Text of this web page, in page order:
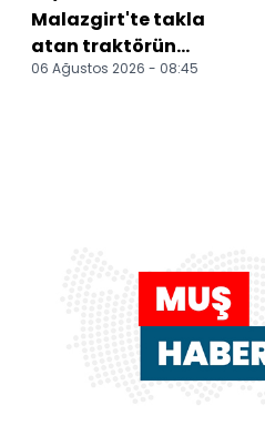
Malazgirt'te takla
atan traktörün
sürücüsü hayatını
06 Ağustos 2026 - 08:45